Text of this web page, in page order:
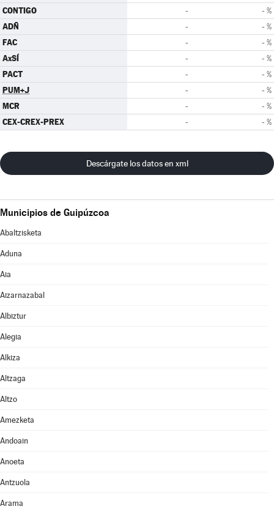
CONTIGO - - %
ADÑ - - %
FAC - - %
AxSÍ - - %
PACT - - %
PUM+J - - %
MCR - - %
CEX-CREX-PREX - - %
Descárgate los datos en xml
Municipios de Guipúzcoa
Abaltzisketa
Aduna
Aia
Aizarnazabal
Albiztur
Alegia
Alkiza
Altzaga
Altzo
Amezketa
Andoain
Anoeta
Antzuola
Arama